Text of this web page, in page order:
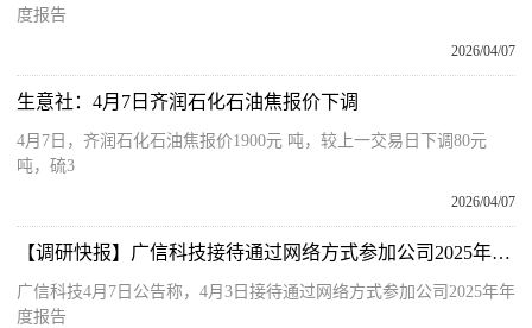
度报告
2026/04/07
生意社：4月7日齐润石化石油焦报价下调
4月7日，齐润石化石油焦报价1900元 吨，较上一交易日下调80元
吨，硫3
2026/04/07
【调研快报】广信科技接待通过网络方式参加公司2025年年度报告业绩说明会的投资者等1家机构调研
广信科技4月7日公告称，4月3日接待通过网络方式参加公司2025年年
度报告